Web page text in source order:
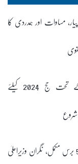
مساوات اور ہمدردی کا
سرکاری سکیم کے تحت حج 2024 کیلئے
پی ٹی وی کے 59 برس مکمل، نگران وزیراعلیٰ